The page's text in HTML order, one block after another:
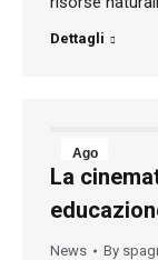
Dettagli
Ago
9
2022
La
News By